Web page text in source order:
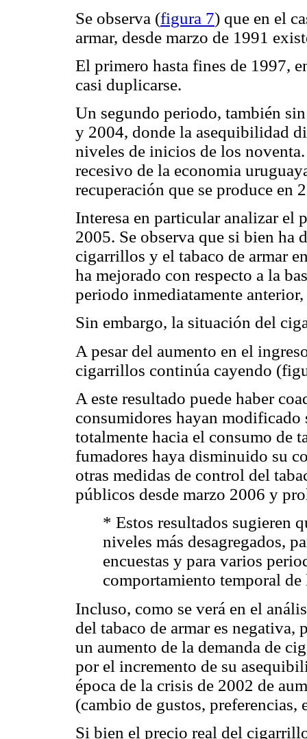
Se observa (figura 7) que en el
armar, desde marzo de 1991
El primero hasta fines de 1997,
casi duplicarse.
Un segundo periodo, también
y 2004, donde la asequibilidad
niveles de inicios de los
recesivo de la economia
recuperación que se produce en
Interesa en particular analizar el
2005. Se observa que si bien
cigarrillos y el tabaco de armar
ha mejorado con respecto a la
periodo inmediatamente
Sin embargo, la situación del
A pesar del aumento en el
cigarrillos continúa cayendo
A este resultado puede haber
consumidores hayan modificado
totalmente hacia el consumo de
fumadores haya disminuido su
otras medidas de control del
públicos desde marzo 2006 y
* Estos resultados sugieren
niveles más desagregados,
encuestas y para varios
comportamiento temporal
Incluso, como se verá en el
del tabaco de armar es negativa,
un aumento de la demanda de
por el incremento de su
época de la crisis de 2002 de
(cambio de gustos, preferencias,
Si bien el precio real del